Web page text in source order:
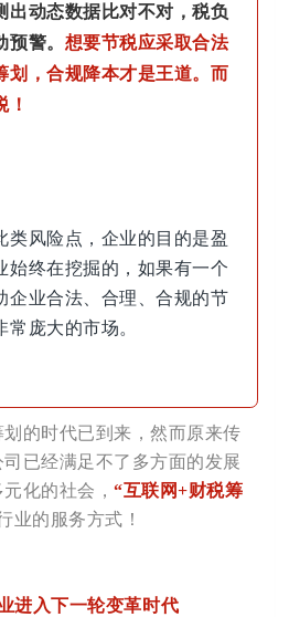
出动态数据比对不对，税负
警。 想要节税应采取合法
划，合规降本才是王道。而
类风险点，企业的目的是盈
始终在挖掘的，如果有一个
企业合法、合理、合规的节
庞大的市场。
的时代已到来，然而原来传
已经满足不了多方面的发展
化的社会，“互联网+财税筹
业的服务方式！
进入下一轮变革时代